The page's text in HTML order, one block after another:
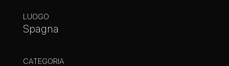
LUOGO
Spagna
CATEGORIA